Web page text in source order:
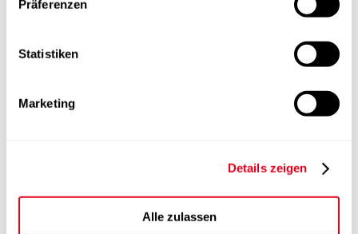
Präferenzen
Statistiken
Marketing
Details zeigen
Alle zulassen